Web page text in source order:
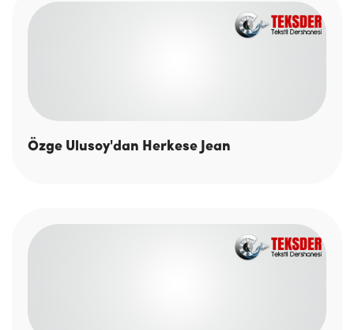
Özge Ulusoy'dan Herkese Jean